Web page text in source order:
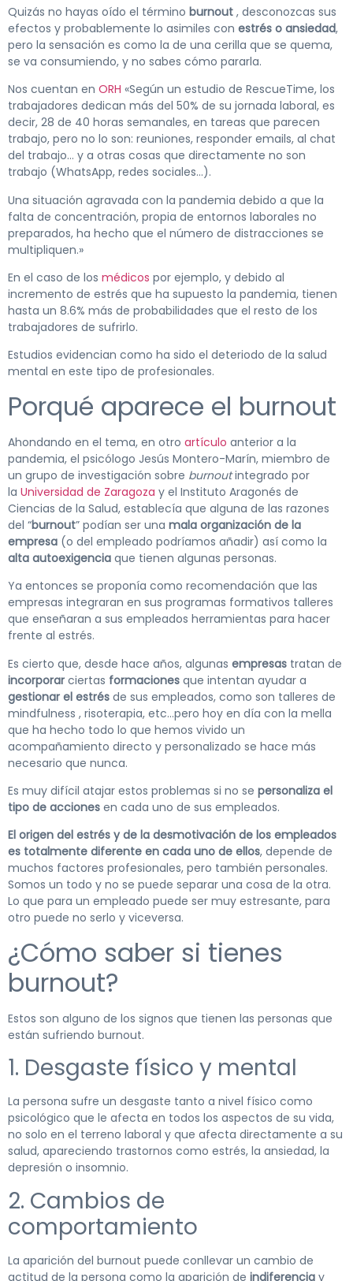
Quizás no hayas oído el término burnout , desconozcas sus
efectos y probablemente lo asimiles con estrés o ansiedad,
pero la sensación es como la de una cerilla que se quema,
se va consumiendo, y no sabes cómo pararla.
Nos cuentan en ORH «Según un estudio de RescueTime, los
trabajadores dedican más del 50% de su jornada laboral, es
decir, 28 de 40 horas semanales, en tareas que parecen
trabajo, pero no lo son: reuniones, responder emails, al chat
del trabajo… y a otras cosas que directamente no son
trabajo (WhatsApp, redes sociales…).
Una situación agravada con la pandemia debido a que la
falta de concentración, propia de entornos laborales no
preparados, ha hecho que el número de distracciones se
multipliquen.»
En el caso de los médicos por ejemplo, y debido al
incremento de estrés que ha supuesto la pandemia, tienen
hasta un 8.6% más de probabilidades que el resto de los
trabajadores de sufrirlo.
Estudios evidencian como ha sido el deteriodo de la salud
mental en este tipo de profesionales.
Porqué aparece el burnout
Ahondando en el tema, en otro artículo anterior a la
pandemia, el psicólogo Jesús Montero-Marín, miembro de
un grupo de investigación sobre burnoutintegrado por
la Universidad de Zaragoza y el Instituto Aragonés de
Ciencias de la Salud, establecía que alguna de las razones
del “burnout” podían ser una mala organización de la
empresa (o del empleado podríamos añadir) así como la
alta autoexigencia que tienen algunas personas.
Ya entonces se proponía como recomendación que las
empresas integraran en sus programas formativos talleres
que enseñaran a sus empleados herramientas para hacer
frente al estrés.
Es cierto que, desde hace años, algunas empresas tratan de
incorporar ciertas formaciones que intentan ayudar a
gestionar el estrés de sus empleados, como son talleres de
mindfulness , risoterapia, etc…pero hoy en día con la mella
que ha hecho todo lo que hemos vivido un
acompañamiento directo y personalizado se hace más
necesario que nunca.
Es muy difícil atajar estos problemas si no se personaliza el
tipo de acciones en cada uno de sus empleados.
El origen del estrés y de la desmotivación de los empleados
es totalmente diferente en cada uno de ellos, depende de
muchos factores profesionales, pero también personales.
Somos un todo y no se puede separar una cosa de la otra.
Lo que para un empleado puede ser muy estresante, para
otro puede no serlo y viceversa.
¿Cómo saber si tienes
burnout?
Estos son alguno de los signos que tienen las personas que
están sufriendo burnout.
1. Desgaste físico y mental
La persona sufre un desgaste tanto a nivel físico como
psicológico que le afecta en todos los aspectos de su vida,
no solo en el terreno laboral y que afecta directamente a su
salud, apareciendo trastornos como estrés, la ansiedad, la
depresión o insomnio.
2. Cambios de
comportamiento
La aparición del burnout puede conllevar un cambio de
actitud de la persona como la aparición de indiferencia y